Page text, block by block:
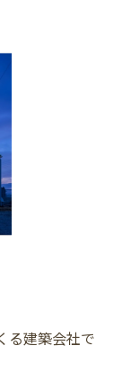
る建築会社で